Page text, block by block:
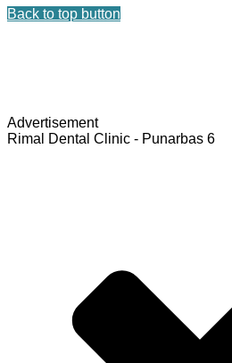
Back to top button
Advertisement
Rimal Dental Clinic - Punarbas 6